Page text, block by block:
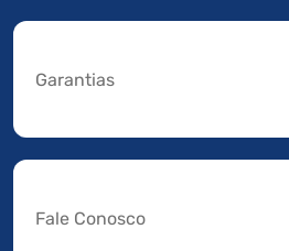
Garantias
Fale Conosco